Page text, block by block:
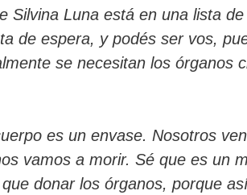
Silvina Luna está en una lista
de espera, y podés ser vos,
se necesitan los órganos
es un envase. Nosotros
vamos a morir. Sé que es un
donar los órganos, porque